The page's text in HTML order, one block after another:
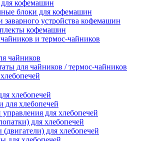
кофемашин
блоки для кофемашин
устройства кофемашин
кофемашин
и термос-чайников
чайников
для чайников / термос-чайников
хлебопечей
хлебопечей
для хлебопечей
для хлебопечей
для хлебопечей